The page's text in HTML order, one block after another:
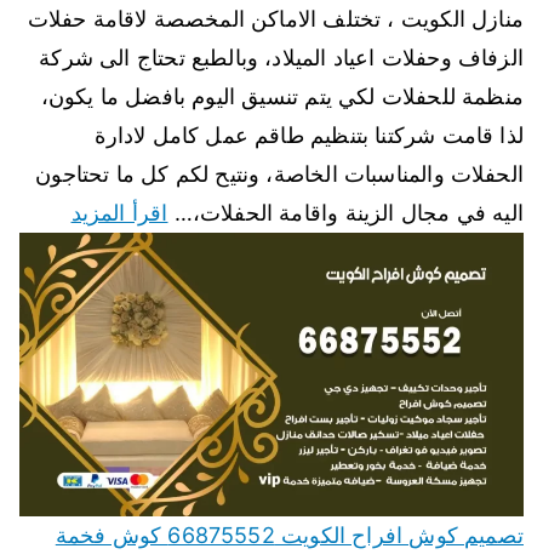
منازل الكويت ، تختلف الاماكن المخصصة لاقامة حفلات
الزفاف وحفلات اعياد الميلاد، وبالطبع تحتاج الى شركة
منظمة للحفلات لكي يتم تنسيق اليوم بافضل ما يكون،
لذا قامت شركتنا بتنظيم طاقم عمل كامل لادارة
الحفلات والمناسبات الخاصة، ونتيح لكم كل ما تحتاجون
اليه في مجال الزينة واقامة الحفلات،… اقرأ المزيد
تصميم كوش افراح الكويت 66875552 كوش فخمة